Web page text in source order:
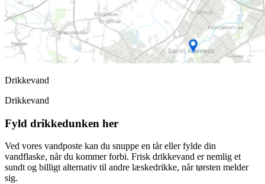
Drikkevand
Drikkevand
Fyld drikkedunken her
Ved vores vandposte kan du snuppe en tår eller fylde din
vandflaske, når du kommer forbi. Frisk drikkevand er nemlig et
sundt og billigt alternativ til andre læskedrikke, når tørsten melder
sig.